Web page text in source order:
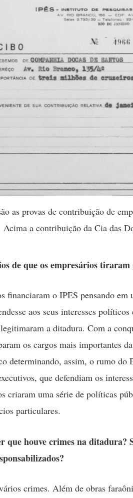
as provas de contribuição de
Acima a contribuição da Cia das
de que os empresários
financiaram o IPES pensando
aos seus interesses
a ditadura. Com a
os cargos mais importantes
determinando, assim, o rumo do
que defendiam os
criaram uma série de políticas
particulares.
que houve crimes na ditadura?
crimes. Além de obras